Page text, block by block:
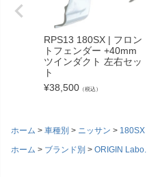
RPS13 180SX | フロン
トフェンダー +40mm
ツインダクト 左右セッ
ト
¥38,500 （税込）
ホーム 車種別 ニッサン 180SX
ホーム
ブランド別 ORIGIN Labo.